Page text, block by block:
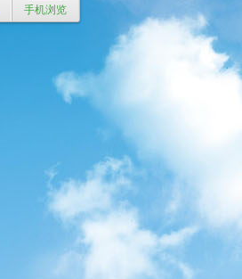
手机浏览